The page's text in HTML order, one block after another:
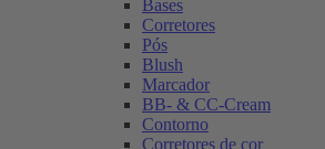
Bases
Corretores
Pós
Blush
Marcador
BB- & CC-Cream
Contorno
Corretores de cor